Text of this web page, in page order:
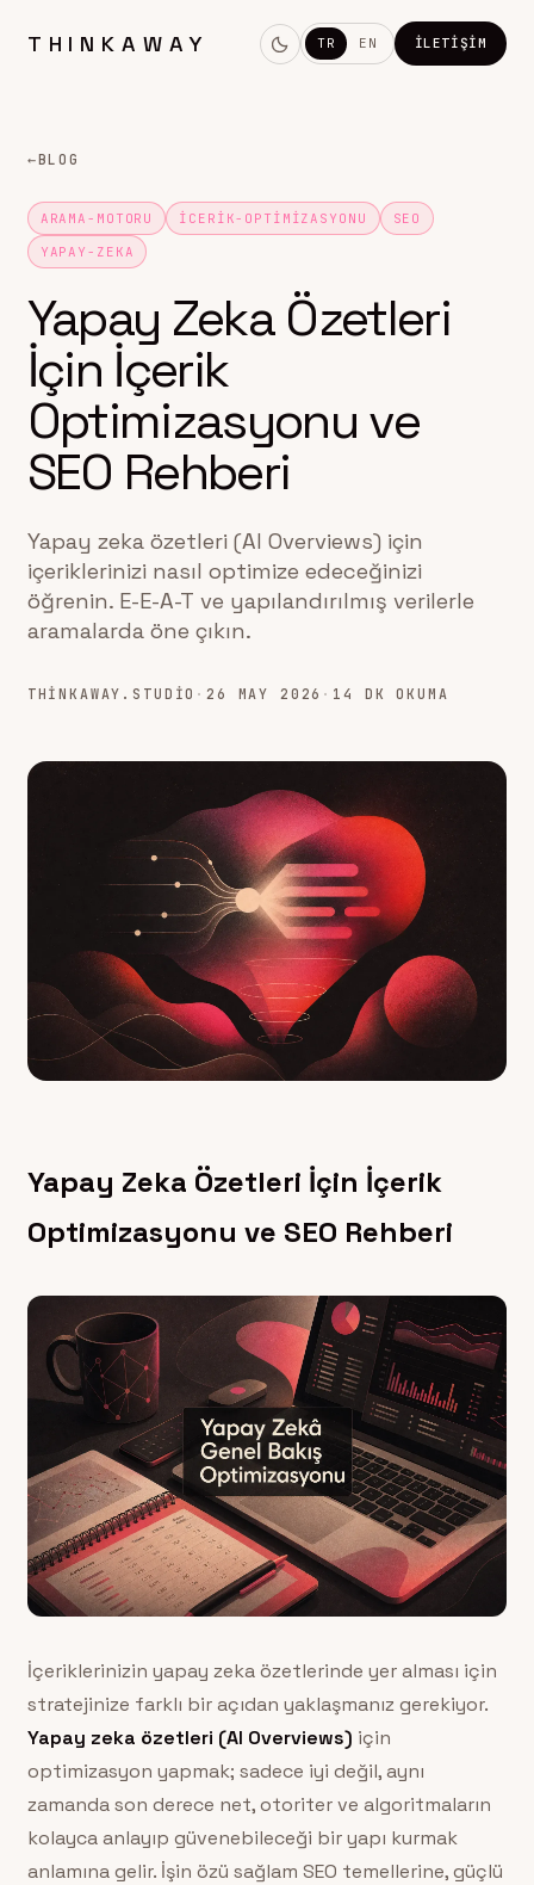
THINKAWAY TR EN İLETIŞIM
←BLOG
ARAMA-MOTORU ICERIK-OPTIMIZASYONU
SEO
YAPAY-ZEKA
Yapay Zeka Özetleri
İçin İçerik
Optimizasyonu ve
SEO Rehberi
Yapay zeka özetleri (AI Overviews) için
içeriklerinizi nasıl optimize edeceğinizi
öğrenin. E-E-A-T ve yapılandırılmış verilerle
aramalarda öne çıkın.
THINKAWAY.STUDIO ·26 MAY 2026 · 14 DK OKUMA
Yapay Zeka Özetleri İçin İçerik
Optimizasyonu ve SEO Rehberi
İçeriklerinizin yapay zeka özetlerinde yer alması için
stratejinize farklı bir açıdan yaklaşmanız gerekiyor.
Yapay zeka özetleri (AI Overviews) için
optimizasyon yapmak; sadece iyi değil, aynı
zamanda son derece net, otoriter ve algoritmaların
kolayca anlayıp güvenebileceği bir yapı kurmak
anlamına gelir. İşin özü sağlam SEO temellerine, güçlü